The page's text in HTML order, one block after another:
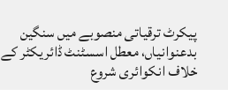
پیکرٹ ترقیاتی منصوبے میں سنگین
بدعنوانیاں، معطل اسسٹنٹ ڈائریکٹر کے
خلاف انکوائری شروع